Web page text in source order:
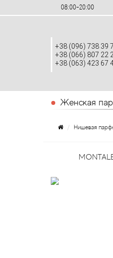
08:00-20:00
+38 (096) 738 39
+38 (066) 807 22
+38 (063) 423 67
Женская
Нишевая